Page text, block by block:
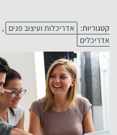
קטגוריות: אדריכלות ועיצוב פנים ,
אדריכלים